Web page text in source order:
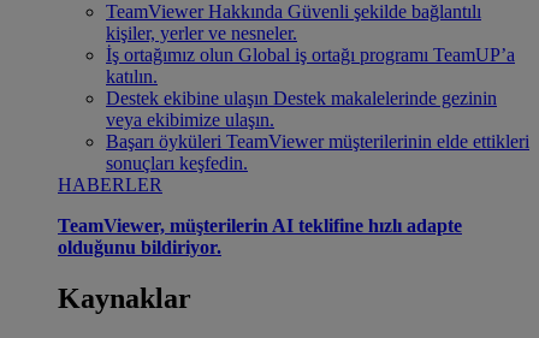
TeamViewer Hakkında Güvenli şekilde bağlantılı
kişiler, yerler ve nesneler.
İş ortağımız olun Global iş ortağı programı TeamUP’a
katılın.
Destek ekibine ulaşın Destek makalelerinde gezinin
veya ekibimize ulaşın.
Başarı öyküleri TeamViewer müşterilerinin elde ettikleri
sonuçları keşfedin.
HABERLER
TeamViewer, müşterilerin AI teklifine hızlı adapte
olduğunu bildiriyor.
Kaynaklar